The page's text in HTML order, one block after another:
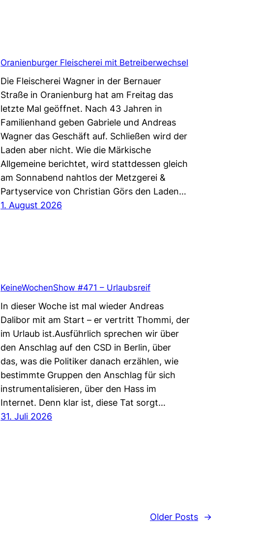
Oranienburger Fleischerei mit Betreiberwechsel
Die Fleischerei Wagner in der Bernauer
Straße in Oranienburg hat am Freitag das
letzte Mal geöffnet. Nach 43 Jahren in
Familienhand geben Gabriele und Andreas
Wagner das Geschäft auf. Schließen wird der
Laden aber nicht. Wie die Märkische
Allgemeine berichtet, wird stattdessen gleich
am Sonnabend nahtlos der Metzgerei &
Partyservice von Christian Görs den Laden…
1. August 2026
KeineWochenShow #471 – Urlaubsreif
In dieser Woche ist mal wieder Andreas
Dalibor mit am Start – er vertritt Thommi, der
im Urlaub ist.Ausführlich sprechen wir über
den Anschlag auf den CSD in Berlin, über
das, was die Politiker danach erzählen, wie
bestimmte Gruppen den Anschlag für sich
instrumentalisieren, über den Hass im
Internet. Denn klar ist, diese Tat sorgt…
31. Juli 2026
Older Posts →